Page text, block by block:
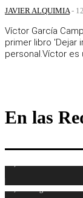
JAVIER ALQUIMIA -
Víctor García
primer libro 'Dejar
personal.Víctor es
En las